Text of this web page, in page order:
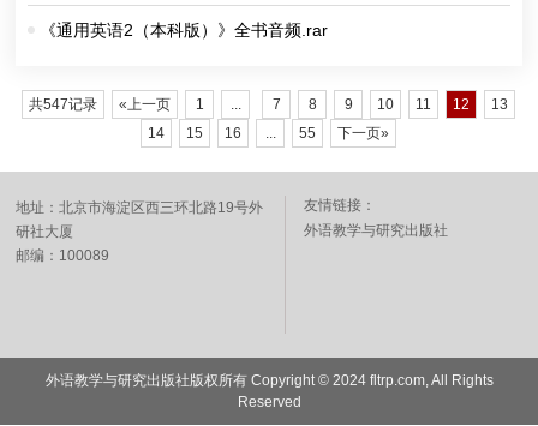
音频.rar
《通用英语2（本科版）》全书音频.rar
共547记录 «上一页 1 ... 7 8 9 10 11 12
13
14
15 16 ... 55 下一页»
地址：北京市海淀区西三环北路19号外
研社大厦
邮编：100089
友情链接：
外语教学与研究出版社
外语教学与研究出版社版权所有 Copyright © 2024 fltrp.com, All Rights
Reserved